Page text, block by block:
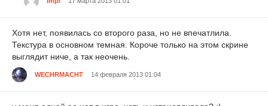
Хотя нет, появилась со второго раза, но не впечатлила.
Текстура в основном темная. Короче только на этом скрине
выглядит ниче, а так неочень.
WECHRMACHT 14 февраля 2013 01:04